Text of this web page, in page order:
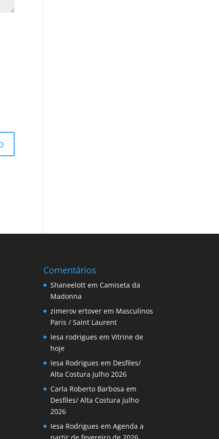
Comentários
Shaneelott em Camiseta da
Madonna
zimerov ertover em Masculinos
Paris / Saint Laurent
Iesa rodrigues emVitrine de
hoje
Iesa Rodrigues em Desfiles/
Alta Costura julho 2026
Carla Roberto Barbosa em
Desfiles/ Alta Costura julho
2026
Iesa Rodrigues emAgenda a